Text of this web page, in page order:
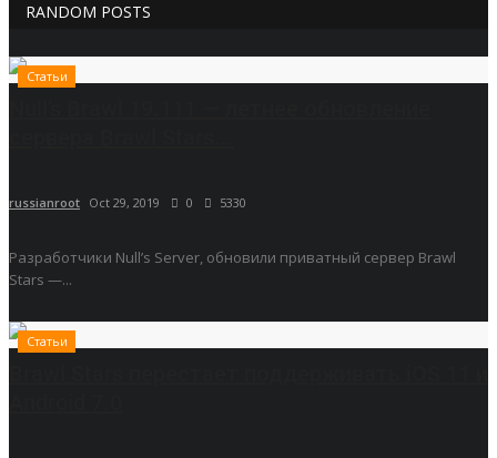
RANDOM POSTS
Статьи
russianroot Oct 29, 2019 0 5330
Разработчики Null’s Server, обновили приватный сервер Brawl
Stars —...
Статьи